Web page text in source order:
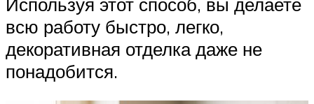
всю работу быстро, легко,
декоративная отделка даже не
понадобится.